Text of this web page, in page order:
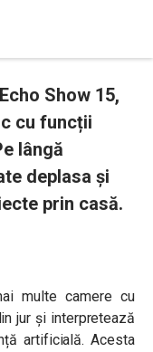
Show 15,
cu funcții
lângă
deplasa și
prin casă.
multe camere cu
jur și interpretează
artificială. Acesta